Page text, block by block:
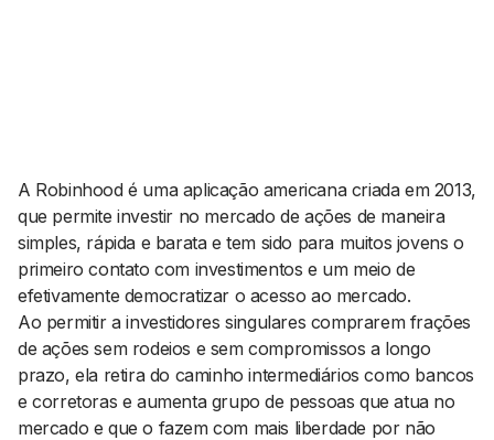
Contactos
EMAIL
GERAL@BANTUMEN.COM
WHATSAPP
+351 912 127 577
Pesquisar
A Robinhoodé uma aplicação americana criada em 2013,
que permite investir no mercado de ações de maneira
simples, rápida e barata e tem sido para muitos jovens o
primeiro contato com investimentos e um meio de
efetivamente democratizar o acesso ao mercado.
Ao permitir a investidores singulares comprarem frações
de ações sem rodeios e sem compromissos a longo
prazo, ela retira do caminho intermediários como bancos
e corretoras e aumenta grupo de pessoas que atua no
mercado e que o fazem com mais liberdade por não